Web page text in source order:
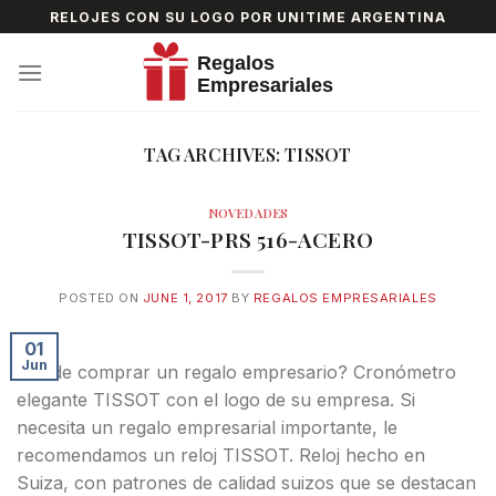
to
content
RELOJES CON SU LOGO POR UNITIME ARGENTINA
TAG ARCHIVES:TISSOT
NOVEDADES
TISSOT-PRS 516-ACERO
POSTED ON JUNE 1, 2017 BY REGALOS EMPRESARIALES
01
Jun
Donde comprar un regalo empresario? Cronómetro
elegante TISSOT con el logo de su empresa. Si
necesita un regalo empresarial importante, le
recomendamos un reloj TISSOT. Reloj hecho en
Suiza, con patrones de calidad suizos que se destacan